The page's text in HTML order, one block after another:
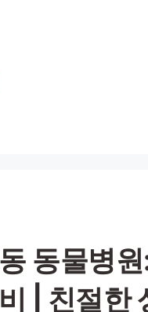
동물병
| 친절한